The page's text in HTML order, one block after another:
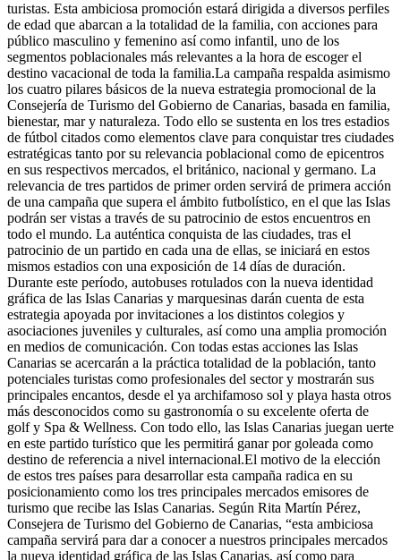
turistas. Esta ambiciosa promoción estará dirigida a diversos perfiles
de edad que abarcan a la totalidad de la familia, con acciones para
público masculino y femenino así como infantil, uno de los
segmentos poblacionales más relevantes a la hora de escoger el
destino vacacional de toda la familia.La campaña respalda asimismo
los cuatro pilares básicos de la nueva estrategia promocional de la
Consejería de Turismo del Gobierno de Canarias, basada en familia,
bienestar, mar y naturaleza. Todo ello se sustenta en los tres estadios
de fútbol citados como elementos clave para conquistar tres ciudades
estratégicas tanto por su relevancia poblacional como de epicentros
en sus respectivos mercados, el británico, nacional y germano. La
relevancia de tres partidos de primer orden servirá de primera acción
de una campaña que supera el ámbito futbolístico, en el que las Islas
podrán ser vistas a través de su patrocinio de estos encuentros en
todo el mundo. La auténtica conquista de las ciudades, tras el
patrocinio de un partido en cada una de ellas, se iniciará en estos
mismos estadios con una exposición de 14 días de duración.
Durante este período, autobuses rotulados con la nueva identidad
gráfica de las Islas Canarias y marquesinas darán cuenta de esta
estrategia apoyada por invitaciones a los distintos colegios y
asociaciones juveniles y culturales, así como una amplia promoción
en medios de comunicación. Con todas estas acciones las Islas
Canarias se acercarán a la práctica totalidad de la población, tanto
potenciales turistas como profesionales del sector y mostrarán sus
principales encantos, desde el ya archifamoso sol y playa hasta otros
más desconocidos como su gastronomía o su excelente oferta de
golf y Spa & Wellness. Con todo ello, las Islas Canarias juegan uerte
en este partido turístico que les permitirá ganar por goleada como
destino de referencia a nivel internacional.El motivo de la elección
de estos tres países para desarrollar esta campaña radica en su
posicionamiento como los tres principales mercados emisores de
turismo que recibe las Islas Canarias. Según Rita Martín Pérez,
Consejera de Turismo del Gobierno de Canarias, “esta ambiciosa
campaña servirá para dar a conocer a nuestros principales mercados
la nueva identidad gráfica de las Islas Canarias, así como para